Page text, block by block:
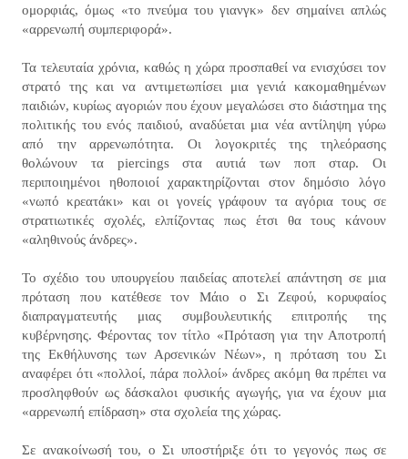
ομορφιάς, όμως «το πνεύμα του γιανγκ» δεν σημαίνει απλώς
«αρρενωπή συμπεριφορά».
Τα τελευταία χρόνια, καθώς η χώρα προσπαθεί να ενισχύσει τον
στρατό της και να αντιμετωπίσει μια γενιά κακομαθημένων
παιδιών, κυρίως αγοριών που έχουν μεγαλώσει στο διάστημα της
πολιτικής του ενός παιδιού, αναδύεται μια νέα αντίληψη γύρω
από την αρρενωπότητα. Οι λογοκριτές της τηλεόρασης
θολώνουν τα piercings στα αυτιά των ποπ σταρ. Οι
περιποιημένοι ηθοποιοί χαρακτηρίζονται στον δημόσιο λόγο
«νωπό κρεατάκι» και οι γονείς γράφουν τα αγόρια τους σε
στρατιωτικές σχολές, ελπίζοντας πως έτσι θα τους κάνουν
«αληθινούς άνδρες».
Το σχέδιο του υπουργείου παιδείας αποτελεί απάντηση σε μια
πρόταση που κατέθεσε τον Μάιο ο Σι Ζεφού, κορυφαίος
διαπραγματευτής μιας συμβουλευτικής επιτροπής της
κυβέρνησης. Φέροντας τον τίτλο «Πρόταση για την Αποτροπή
της Εκθήλυνσης των Αρσενικών Νέων», η πρόταση του Σι
αναφέρει ότι «πολλοί, πάρα πολλοί» άνδρες ακόμη θα πρέπει να
προσληφθούν ως δάσκαλοι φυσικής αγωγής, για να έχουν μια
«αρρενωπή επίδραση» στα σχολεία της χώρας.
Σε ανακοίνωσή του, ο Σι υποστήριξε ότι το γεγονός πως σε